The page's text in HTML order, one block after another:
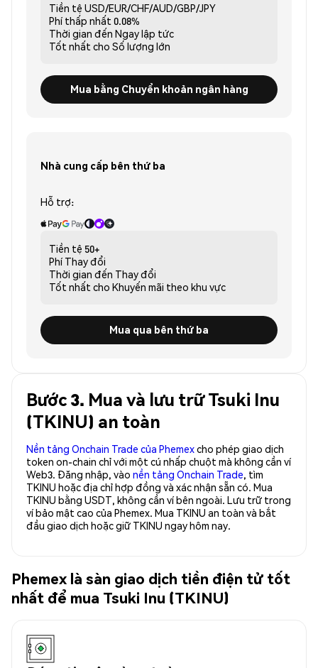
Tiền tệ USD/EUR/CHF/AUD/GBP/JPY
Phí thấp nhất 0.08%
Thời gian đến Ngay lập tức
Tốt nhất cho Số lượng lớn
Mua bằng Chuyển khoản ngân hàng
Nhà cung cấp bên thứ ba
Hỗ trợ:
Tiền tệ 50+
Phí Thay đổi
Thời gian đến Thay đổi
Tốt nhất cho Khuyến mãi theo khu vực
Mua qua bên thứ ba
Bước 3. Mua và lưu trữ Tsuki Inu
(TKINU) an toàn
Nền tảng Onchain Trade của Phemexcho phép giao dịch
token on-chain chỉ với một cú nhấp chuột mà không cần ví
Web3. Đăng nhập, vào nền tảng Onchain Trade, tìm
TKINU hoặc địa chỉ hợp đồng và xác nhận sẵn có. Mua
TKINU bằng USDT, không cần ví bên ngoài. Lưu trữ trong
ví bảo mật cao của Phemex. Mua TKINU an toàn và bắt
đầu giao dịch hoặc giữ TKINU ngay hôm nay.
Phemex là sàn giao dịch tiền điện tử tốt
nhất để mua Tsuki Inu (TKINU)